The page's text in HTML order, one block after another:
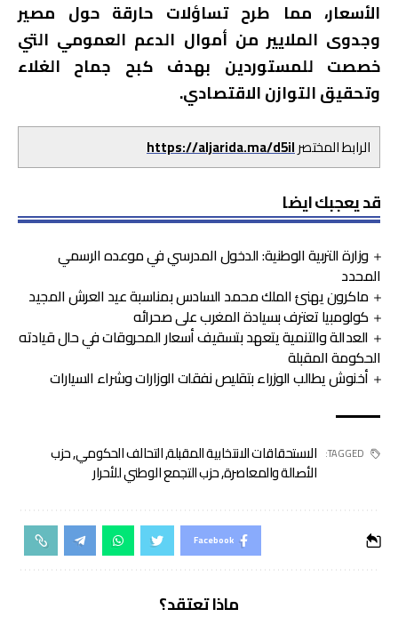
الأسعار، مما طرح تساؤلات حارقة حول مصير
وجدوى الملايير من أموال الدعم العمومي التي
خصصت للمستوردين بهدف كبح جماح الغلاء
وتحقيق التوازن الاقتصادي.
الرابط المختصرhttps://aljarida.ma/d5il
قد يعجبك ايضا
وزارة التربية الوطنية: الدخول المدرسي في موعده الرسمي
المحدد
ماكرون يهنئ الملك محمد السادس بمناسبة عيد العرش المجيد
كولومبيا تعترف بسيادة المغرب على صحرائه
العدالة والتنمية يتعهد بتسقيف أسعار المحروقات في حال قيادته
الحكومة المقبلة
أخنوش يطالب الوزراء بتقليص نفقات الوزارات وشراء السيارات
TAGGED: الاستحقاقات الانتخابية المقبلة,التحالف الحكومي,حزب
الأصالة والمعاصرة,حزب التجمع الوطني للأحرار
Facebook
ماذا تعتقد؟